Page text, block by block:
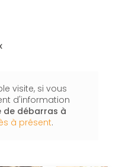
visite, si vous
d'information
de débarras à
à présent.